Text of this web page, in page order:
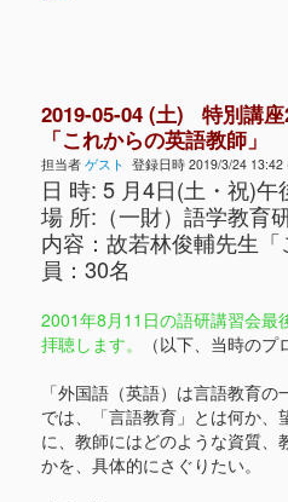
2019-05-04 (土) 特別講
「これからの英語教師」
担当者 ゲスト 登録日時 2019/3/24 13:42
日 時: 5 月4日(土・祝)午
場 所:（一財）語学教育
内容：故若林俊輔先生
員：30名
2001年8月11日の語研講習会最
拝聴します。
（以下、当時のプ
「外国語（英語）は言語教育
では、「言語教育」とは何か、
に、教師にはどのような資質
かを、具体的にさぐりたい。